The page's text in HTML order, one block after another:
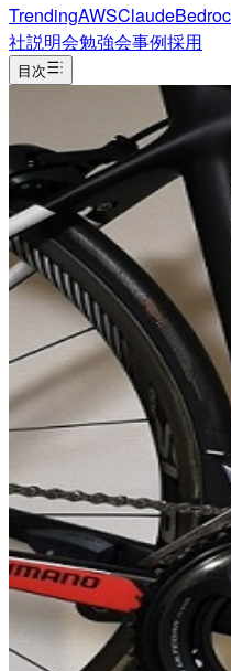
TrendingAWSClaude
社説明会勉強会事例採用
目次